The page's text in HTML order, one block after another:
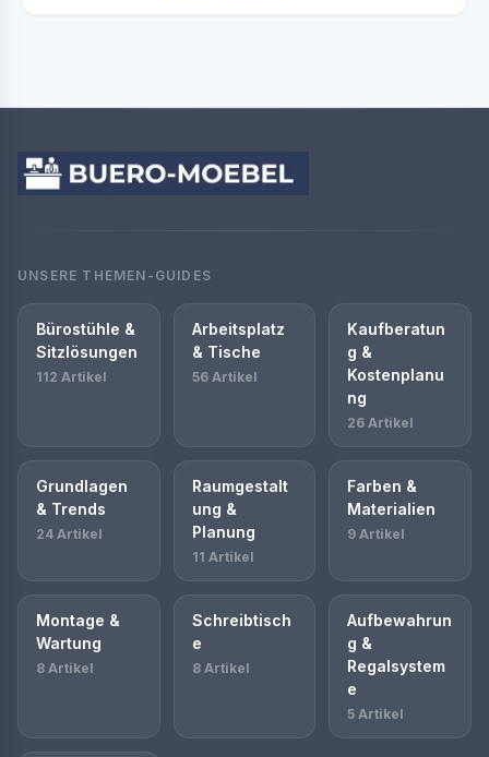
UNSERE THEMEN-GUIDES
Bürostühle &
Sitzlösungen
112 Artikel
Arbeitsplatz
& Tische
56 Artikel
Kaufberatun
g &
Kostenplanu
ng
26 Artikel
Grundlagen
& Trends
24 Artikel
Raumgestalt
ung &
Planung
11 Artikel
Farben &
Materialien
9 Artikel
Montage &
Wartung
8 Artikel
Schreibtisch
e
8 Artikel
Aufbewahrun
g &
Regalsystem
e
5 Artikel